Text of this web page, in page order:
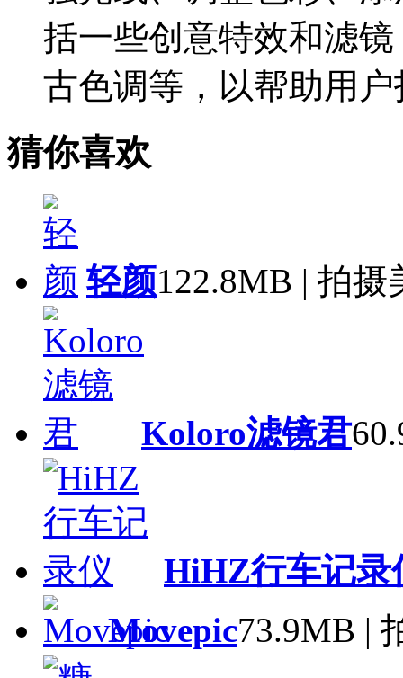
括一些创意特效和滤
古色调等，以帮助用
猜你喜欢
轻颜122.8MB | 拍摄
Koloro滤镜君
HiHZ行车记录
Movepic73.9MB |